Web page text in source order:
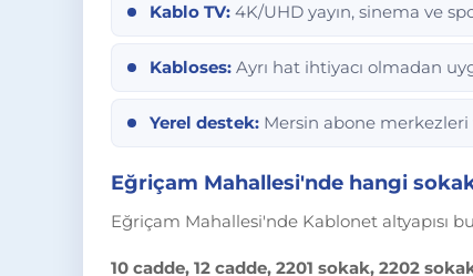
Kablo TV: 4K/UHD yayın, sinema ve
Kabloses: Ayrı hat ihtiyacı olmadan
Yerel destek: Mersin abone
Eğriçam Mahallesi'nde hangi
Eğriçam Mahallesi'nde Kablonet altyapısı
10 cadde, 12 cadde, 2201 sokak, 2202